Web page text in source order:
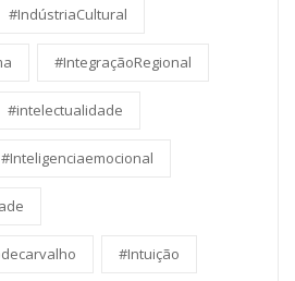
#IndústriaCultural
#IntegraçãoRegional
#intelectualidade
#Inteligenciaemocional
#Intuição